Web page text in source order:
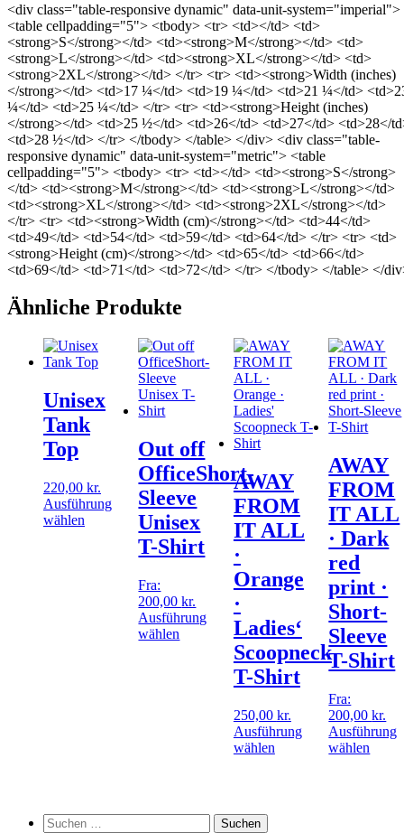
<div class="table-responsive dynamic" data-unit-system="imperial">
<table cellpadding="5"> <tbody> <tr> <td></td> <td>
<strong>S</strong></td> <td><strong>M</strong></td> <td>
<strong>L</strong></td> <td><strong>XL</strong></td> <td>
<strong>2XL</strong></td> </tr> <tr> <td><strong>Width (inches)
</strong></td> <td>17 ¼</td> <td>19 ¼</td> <td>21 ¼</td>
¼</td> <td>25 ¼</td> </tr> <tr> <td><strong>Height (inches)
</strong></td> <td>25 ½</td> <td>26</td> <td>27</td> <td>28</
<td>28 ½</td> </tr> </tbody> </table> </div> <div class="table-
responsive dynamic" data-unit-system="metric"> <table
cellpadding="5"> <tbody> <tr> <td></td> <td><strong>S</strong>
</td> <td><strong>M</strong></td> <td><strong>L</strong></td>
<td><strong>XL</strong></td> <td><strong>2XL</strong></td>
</tr> <tr> <td><strong>Width (cm)</strong></td> <td>44</td>
<td>49</td> <td>54</td> <td>59</td> <td>64</td> </tr> <tr> <td>
<strong>Height (cm)</strong></td> <td>65</td> <td>66</td>
<td>69</td> <td>71</td> <td>72</td> </tr> </tbody> </table> </
Ähnliche Produkte
Unisex
Tank
Top
220,00 kr.
Ausführung
wählen
Out off
OfficeShort-
Sleeve
Unisex
T-Shirt
Fra:
200,00kr.
Ausführung
wählen
Produktseite
gewählt
AWAY
FROM
IT ALL
·
Orange
·
Ladies‘
Scoopneck
T-Shirt
250,00 kr.
Ausführung
wählenDieses
AWAY
FROM
IT ALL
· Dark
red
print ·
Short-
Sleeve
T-Shirt
Fra:
200,00kr.
Ausführung
wählen
Suchen